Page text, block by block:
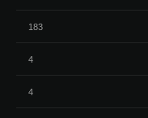
183
4
4